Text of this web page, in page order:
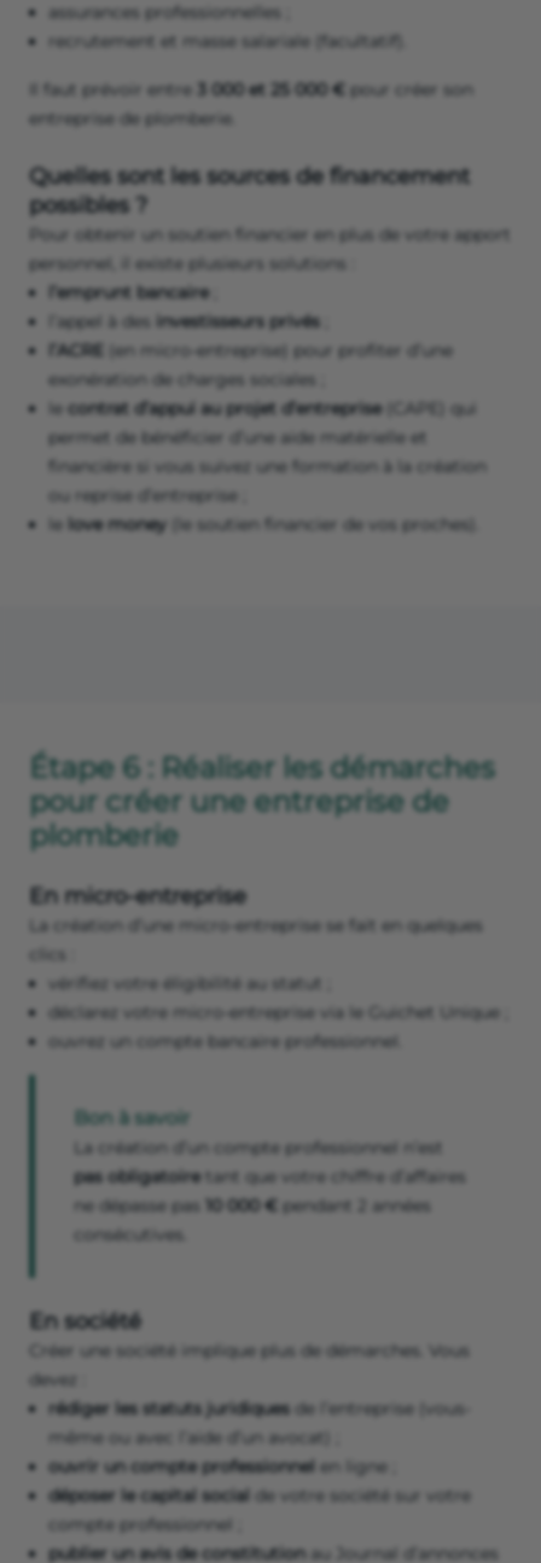
assurances professionnelles ;
recrutement et masse salariale (facultatif).
Il faut prévoir entre 3 000 et 25 000 € pour créer son
entreprise de plomberie.
Quelles sont les sources de financement
possibles ?
Pour obtenir un soutien financier en plus de votre apport
personnel, il existe plusieurs solutions :
l’emprunt bancaire;
l’appel à des investisseurs privés
l’ACRE
(en micro-entreprise) pour profiter d’une
exonération de charges sociales ;
le contrat d’appui au projet d’entreprise(CAPE) qui
permet de bénéficier d’une aide matérielle et
financière si vous suivez une formation à la création
ou reprise d’entreprise ;
le love money (le soutien financier de vos proches).
Étape 6 : Réaliser les démarches
pour créer une entreprise de
plomberie
En micro-entreprise
La création d’une micro-entreprise se fait en quelques
clics :
vérifiez votre éligibilité au statut ;
déclarez votre micro-entreprise via le Guichet Unique ;
ouvrez un compte bancaire professionnel.
Bon à savoir
La création d’un compte professionnel n’est
pas obligatoiretant que votre chiffre d’affaires
ne dépasse pas 10 000 € pendant 2 années
consécutives.
En société
Créer une société implique plus de démarches. Vous
devez :
rédiger les statuts juridiques de l’entreprise (vous-
même ou avec l’aide d’un avocat) ;
ouvrir un compte professionnel en ligne ;
déposer le capital social de votre société sur votre
compte professionnel ;
publier un avis de constitution au Journal d’annonces